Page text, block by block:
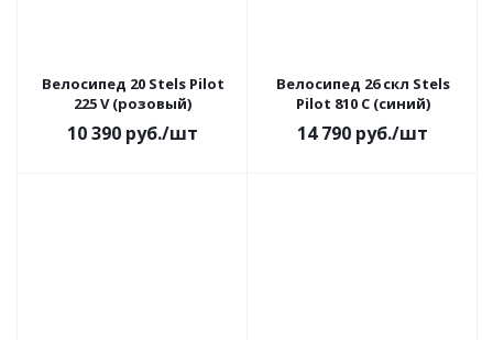
Велосипед 20 Stels Pilot
225 V (розовый)
10 390 руб./шт
Велосипед 26 скл Stels
Pilot 810 С (синий)
14 790 руб./шт